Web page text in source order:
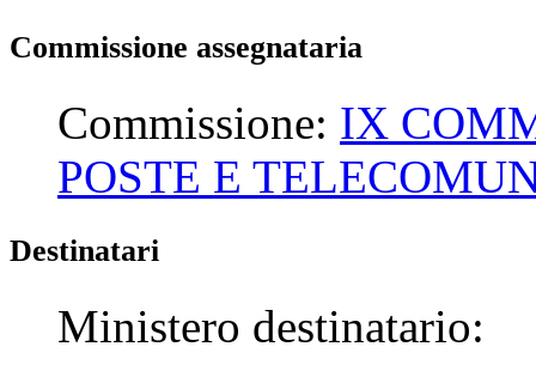
Commissione assegnataria
Commissione: IX
POSTE E
Destinatari
Ministero destinatario: